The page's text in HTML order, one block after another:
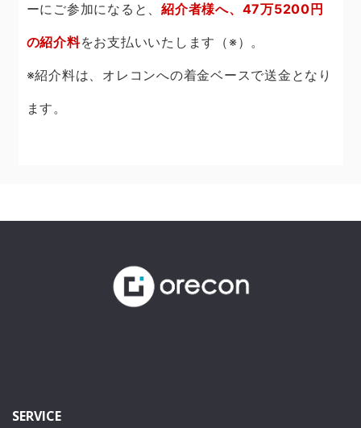
ーにご参加になると、 紹介者様へ、47万5200円
の紹介料をお支払いいたします（※）。
※紹介料は、オレコンへの着金ベースで送金となり
ます。
SERVICE